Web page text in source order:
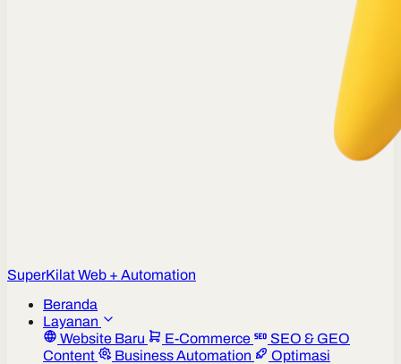
SuperKilatWeb + Automation
Beranda
Layanan
Website Baru
E-Commerce
SEO & GEO
Content
Business Automation
Optimasi